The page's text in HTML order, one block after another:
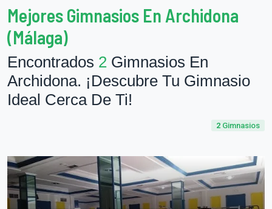
Mejores Gimnasios En Archidona
(Málaga)
Encontrados 2 Gimnasios En
Archidona. ¡Descubre Tu Gimnasio
Ideal Cerca De Ti!
2 Gimnasios